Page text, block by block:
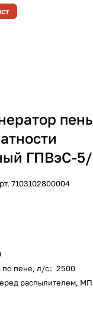
ГПВэС-
7103102800004
по пене, л/с: 2500
распылителем,